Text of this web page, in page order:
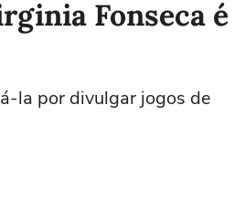
Fonseca é
la por divulgar jogos de